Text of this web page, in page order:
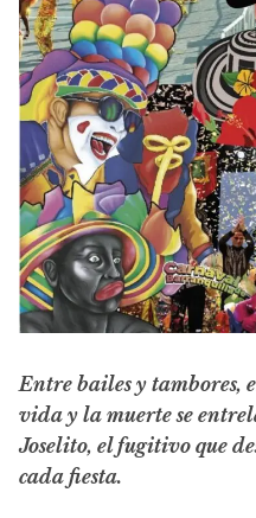
Entre bailes y tambores,
vida y la muerte se
Joselito, el fugitivo que
cada fiesta.